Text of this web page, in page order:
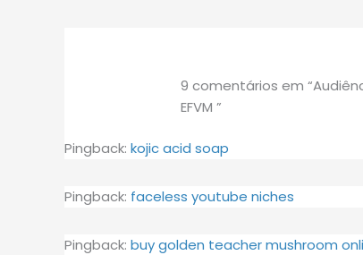
9 comentários em
EFVM ”
Pingback: kojic acid soap
Pingback: faceless youtube niches
Pingback: buy golden teacher mushroom